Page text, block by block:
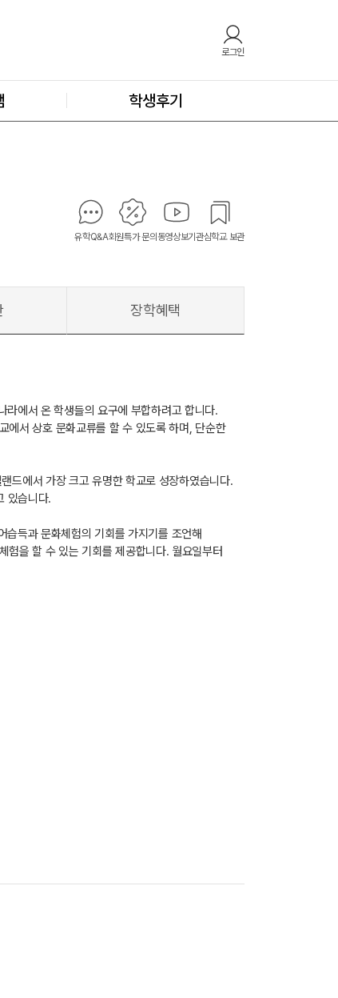
로그인
학생후기
유학Q&A회원특가 문의동영상보기관심학교 보관
장학혜택
에서 온 학생들의 요구에 부합하려고 합니다.
에서 상호 문화교류를 할 수 있도록 하며, 단순한
에서 가장 크고 유명한 학교로 성장하였습니다.
있습니다.
습득과 문화체험의 기회를 가지기를 조언해
험을 할 수 있는 기회를 제공합니다. 월요일부터